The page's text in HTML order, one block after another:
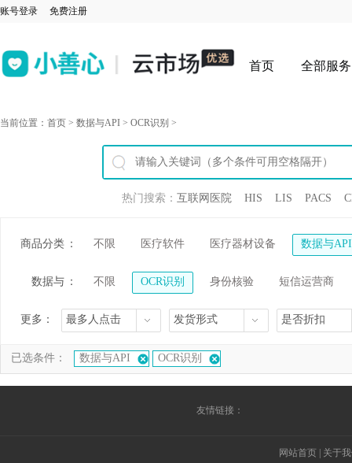
账号登录 免费注册
首页 全部服务
当前位置： 首页 > 数据与API > OCR识别 >
热门搜索： 互联网医院 HIS LIS PACS
商品分类 ： 不限 医疗软件 医疗器材设备 数据与API
数据与 ： 不限 OCR识别 身份核验 短信运营商
更多： 最多人点击 发货形式 是否折扣
已选条件： 数据与API OCR识别
友情链接：
网站首页
关于